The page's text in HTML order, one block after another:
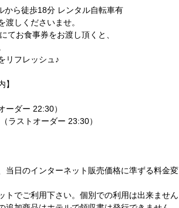
から徒歩18分 レンタル自転車有
しくださいませ。
てお食事券をお渡し頂くと、
リフレッシュ♪
】
ーダー 22:30）
ラストオーダー 23:30）
当日のインターネット販売価格に準ずる料金変
トでご利用下さい。個別での利用は出来ません